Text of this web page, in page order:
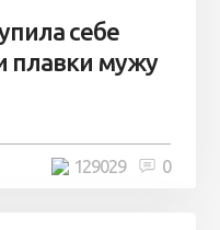
себе
плавки мужу
0
129029